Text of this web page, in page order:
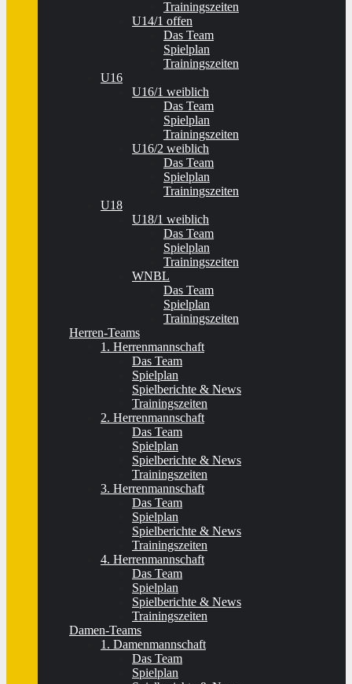
Trainingszeiten
U14/1 offen
Das Team
Spielplan
Trainingszeiten
U16
U16/1 weiblich
Das Team
Spielplan
Trainingszeiten
U16/2 weiblich
Das Team
Spielplan
Trainingszeiten
U18
U18/1 weiblich
Das Team
Spielplan
Trainingszeiten
WNBL
Das Team
Spielplan
Trainingszeiten
Herren-Teams
1. Herrenmannschaft
Das Team
Spielplan
Spielberichte & News
Trainingszeiten
2. Herrenmannschaft
Das Team
Spielplan
Spielberichte & News
Trainingszeiten
3. Herrenmannschaft
Das Team
Spielplan
Spielberichte & News
Trainingszeiten
4. Herrenmannschaft
Das Team
Spielplan
Spielberichte & News
Trainingszeiten
Damen-Teams
1. Damenmannschaft
Das Team
Spielplan